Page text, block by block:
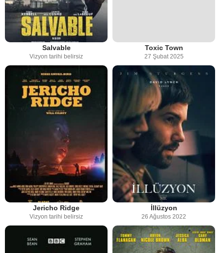
Salvable
Vizyon tarihi belirsiz
Toxic Town
27 Şubat 2025
Jericho Ridge
Vizyon tarihi belirsiz
İllüzyon
26 Ağustos 2022